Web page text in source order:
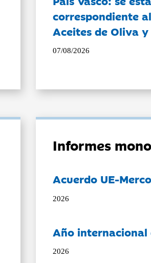
correspondiente
Aceites de Oliva
07/08/2026
Informes
Acuerdo UE-
2026
Año
2026